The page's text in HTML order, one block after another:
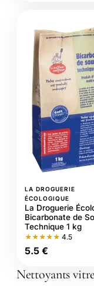
LA DROGUERIE
ÉCOLOGIQUE
La Droguerie
Bicarbonate de
Technique 1 kg
★★★★★ 4.5
5.5 €
Nettoyants